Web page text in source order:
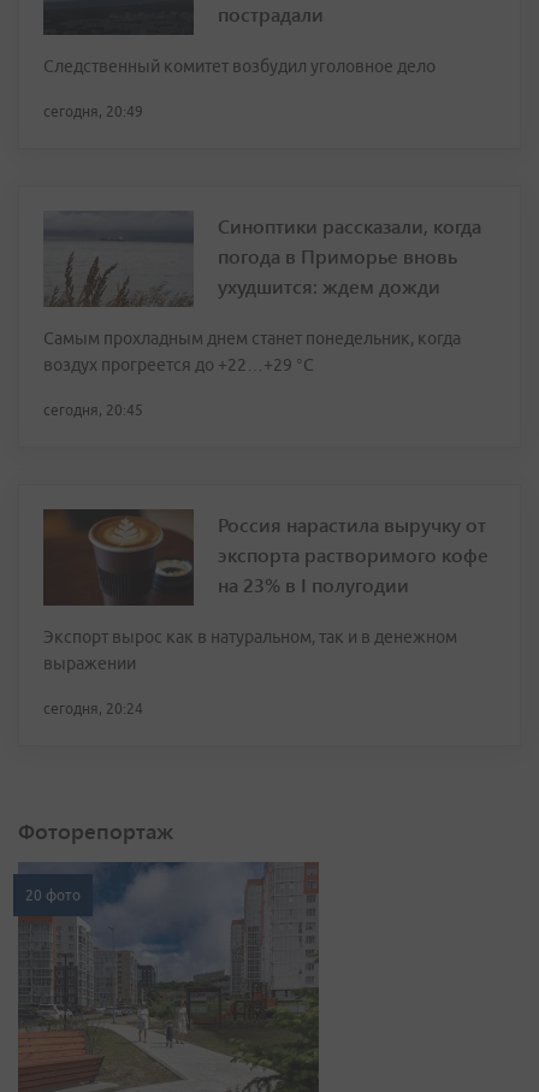
пострадали
Следственный комитет возбудил уголовное дело
сегодня, 20:49
Синоптики рассказали, когда
погода в Приморье вновь
ухудшится: ждем дожди
Самым прохладным днем станет понедельник, когда
воздух прогреется до +22…+29 °С
сегодня, 20:45
Россия нарастила выручку от
экспорта растворимого кофе
на 23% в I полугодии
Экспорт вырос как в натуральном, так и в денежном
выражении
сегодня, 20:24
Фоторепортаж
20 фото